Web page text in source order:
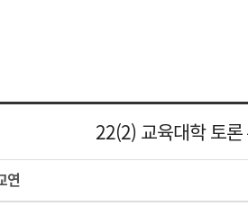
22(2) 교육대학 토
연